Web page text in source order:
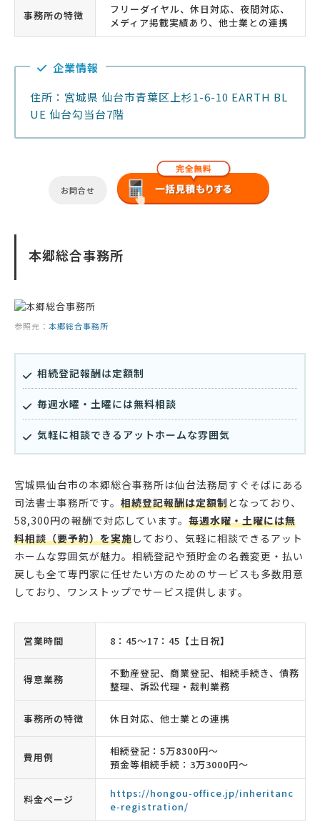
事務所の特徴
フリーダイヤル、休日対応、夜間対応、
メディア掲載実績あり、他士業との連携
企業情報
住所：宮城県 仙台市青葉区上杉1-6-10 EARTH BL
UE 仙台勾当台7階
お問合せ
本郷総合事務所
参照元： 本郷総合事務所
相続登記報酬は定額制
毎週水曜・土曜には無料相談
気軽に相談できるアットホームな雰囲気
宮城県仙台市の本郷総合事務所は仙台法務局すぐそばにある
司法書士事務所です。 相続登記報酬は定額制となっており、
58,300円の報酬で対応しています。 毎週水曜・土曜には無
料相談（要予約）を実施しており、気軽に相談できるアット
ホームな雰囲気が魅力。相続登記や預貯金の名義変更・払い
戻しも全て専門家に任せたい方のためのサービスも多数用意
しており、ワンストップでサービス提供します。
営業時間 8：45〜17：45【土日祝】
得意業務
不動産登記、商業登記、相続手続き、債務
整理、訴訟代理・裁判業務
事務所の特徴 休日対応、他士業との連携
費用例
相続登記：5万8300円〜
預金等相続手続：3万3000円〜
料金ページ
https://hongou-office.jp/inheritanc
e-registration/